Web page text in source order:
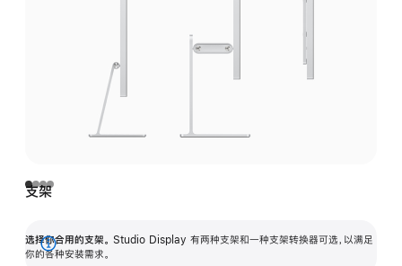
支架
选择你合用的支架。 Studio Display 有两种支架和一种支架转换器可选，以满足
你的各种安装需求。
展